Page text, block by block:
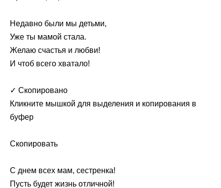
Недавно были мы детьми,
Уже ты мамой стала.
Желаю счастья и любви!
И чтоб всего хватало!
✓ Скопировано
Кликните мышкой для выделения и копирования в
буфер
Скопировать
С днем всех мам, сестренка!
Пусть будет жизнь отличной!